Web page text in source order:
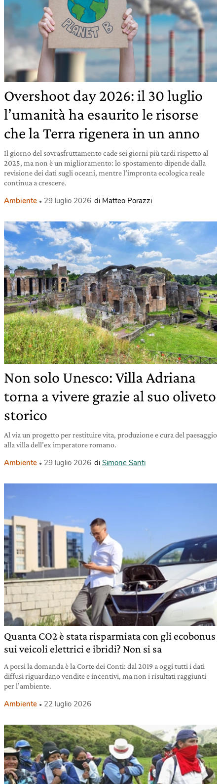
Overshoot day 2026: il 30 luglio
l’umanità ha esaurito le risorse
che la Terra rigenera in un anno
Il giorno del sovrasfruttamento cade sei giorni più tardi rispetto al
2025, ma non è un miglioramento: lo spostamento dipende dalla
revisione dei dati sugli oceani, mentre l’impronta ecologica reale
continua a crescere.
Ambiente 29 luglio 2026 di Matteo Porazzi
Non solo Unesco: Villa Adriana
torna a vivere grazie al suo oliveto
storico
Al via un progetto per restituire vita, produzione e cura del paesaggio
alla villa dell’ex imperatore romano.
Ambiente 29 luglio 2026 di Simone Santi
Quanta CO2 è stata risparmiata con gli ecobonus
sui veicoli elettrici e ibridi? Non si sa
A porsi la domanda è la Corte dei Conti: dal 2019 a oggi tutti i dati
diffusi riguardano vendite e incentivi, ma non i risultati raggiunti
per l’ambiente.
Ambiente 22 luglio 2026